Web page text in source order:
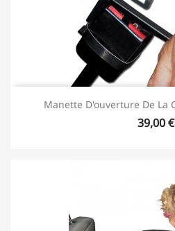
Manette D'ouverture De La
39,00 €